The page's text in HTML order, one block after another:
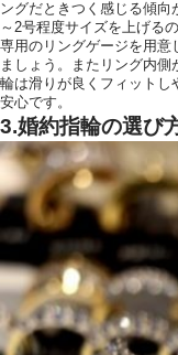
ングだときつく感じる傾
～2号程度サイズを上げる
専用のリングゲージを用意
ましょう。またリング内
輪は滑りが良くフィットし
安心です。
3.婚約指輪の選び